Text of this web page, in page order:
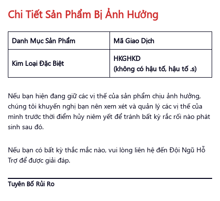
Chi Tiết Sản Phẩm Bị Ảnh Hưởng
Danh Mục Sản Phẩm Mã Giao Dịch
Kim Loại Đặc Biệt
HKGHKD
(không có hậu tố, hậu tố .s)
Nếu bạn hiện đang giữ các vị thế của sản phẩm chịu ảnh hưởng,
chúng tôi khuyến nghị bạn nên xem xét và quản lý các vị thế của
mình trước thời điểm hủy niêm yết để tránh bất kỳ rắc rối nào phát
sinh sau đó.
Nếu bạn có bất kỳ thắc mắc nào, vui lòng liên hệ đến Đội Ngũ Hỗ
Trợ để được giải đáp.
Tuyên Bố Rủi Ro